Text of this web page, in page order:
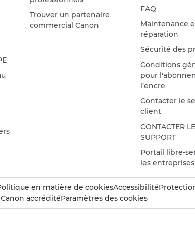
Trouver un partenaire
commercial Canon
FAQ
Maintenance
réparation
Sécurité des
Conditions
pour
l’encre
Contacter le
client
CONTACTER
SUPPORT
Portail libre-
les entreprises
en matière de cookiesAccessibilité
accréditéParamètres des cookies